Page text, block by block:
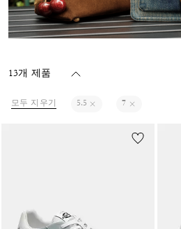
13개 제품
모두 지우기 5.5 7